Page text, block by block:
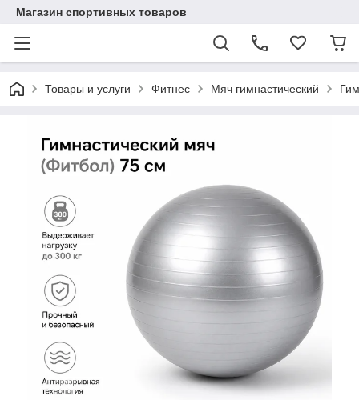
Магазин спортивных товаров
Товары и услуги Фитнес Мяч гимнастический